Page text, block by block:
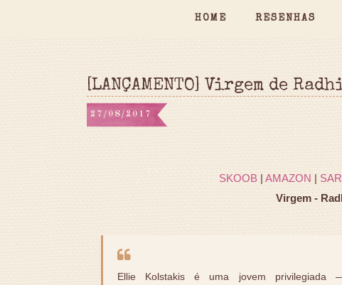
HOME RESENHAS
[LANÇAMENTO] Virgem de
27/08/2017
SKOOB|AMAZON|
Virgem -
Ellie Kolstakis é uma jovem privilegiada